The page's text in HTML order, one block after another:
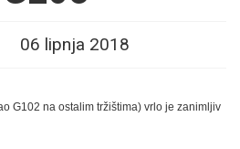
06 lipnja 2018
G102 na ostalim tržištima) vrlo je zanimljiv